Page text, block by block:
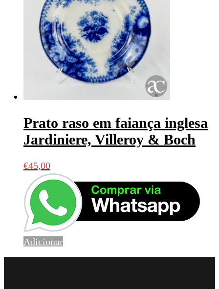
Prato raso em faiança inglesa
Jardiniere, Villeroy & Boch
€45,00
Adicionar